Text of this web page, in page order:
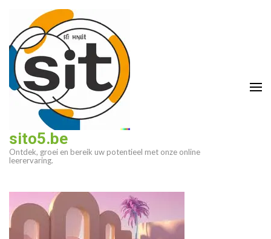
inhoud
(druk
enter)
sito5.be
Ontdek, groei en bereik uw potentieel met onze online
leerervaring.